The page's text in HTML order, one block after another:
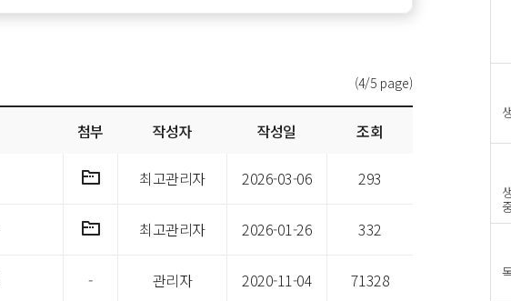
(4/5 page)
첨부 작성자 작성일 조회
최고관리자 2026-03-06 293
최고관리자 2026-01-26 332
- 관리자 2020-11-04 71328